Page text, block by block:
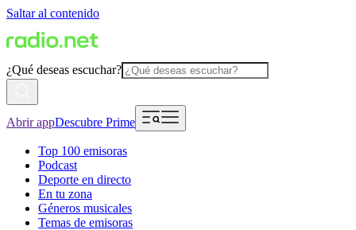
Saltar al contenido
¿Qué deseas escuchar?
Abrir appDescubre Prime
Top 100 emisoras
Podcast
Deporte en directo
En tu zona
Géneros musicales
Temas de emisoras